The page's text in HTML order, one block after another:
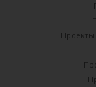
Проекты